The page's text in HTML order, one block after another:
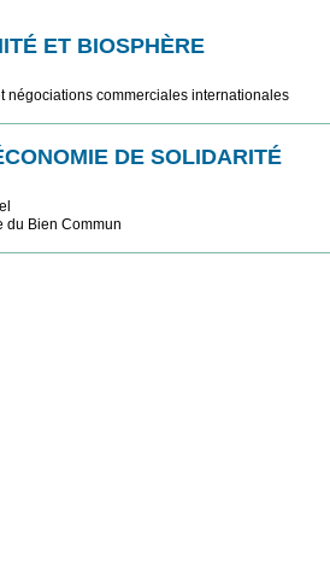
ET BIOSPHÈRE
négociations commerciales internationales
DE SOLIDARITÉ
du Bien Commun